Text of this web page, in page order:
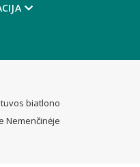
biatlono
Nemenčinėje